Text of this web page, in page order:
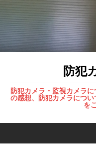
防犯
防犯カメラ・監視カメラ
の感想、防犯カメラにつ
を